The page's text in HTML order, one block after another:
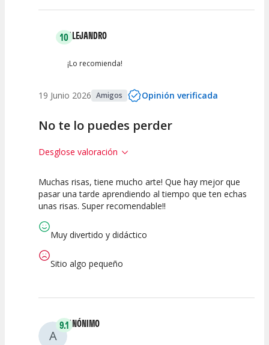
10ALEJANDRO
¡Lo recomienda!
19 Junio 2026 Amigos Opinión verificada
No te lo puedes perder
Desglose valoración
10
Calidad del
10
Puesta en
10
Interpretación
Muchas risas, tiene mucho arte! Que hay mejor que
pasar una tarde aprendiendo al tiempo que ten echas
unas risas. Super recomendable!!
Muy divertido y didáctico
Sitio algo pequeño
A
9.1ANÓNIMO